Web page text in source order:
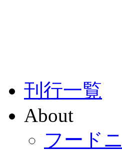
刊行一覧
About
フード